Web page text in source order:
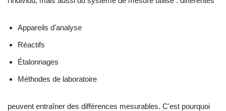
Appareils d'analyse
Réactifs
Étalonnages
Méthodes de laboratoire
peuvent entraîner des différences mesurables. C'est pourquoi